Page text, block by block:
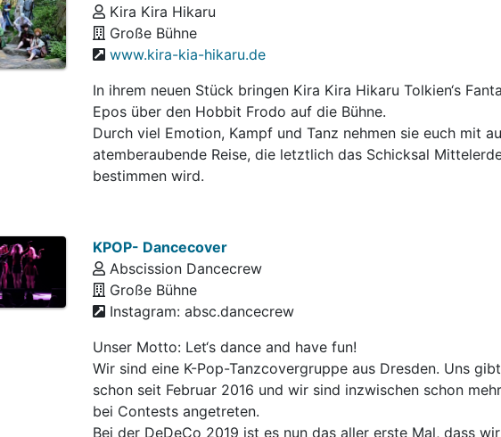
Kira Kira Hikaru
Große Bühne
www.kira-kia-hikaru.de
In ihrem neuen Stück bringen Kira Kira Hikaru Tolkien‘s
Epos über den Hobbit Frodo auf die Bühne.
Durch viel Emotion, Kampf und Tanz nehmen sie euch mit
atemberaubende Reise, die letztlich das Schicksal
bestimmen wird.
KPOP- Dancecover
Abscission Dancecrew
Große Bühne
Instagram: absc.dancecrew
Unser Motto: Let‘s dance and have fun!
Wir sind eine K-Pop-Tanzcovergruppe aus Dresden. Uns
schon seit Februar 2016 und wir sind inzwischen schon
bei Contests angetreten.
Bei der DeDeCo 2019 ist es nun das aller erste Mal, dass